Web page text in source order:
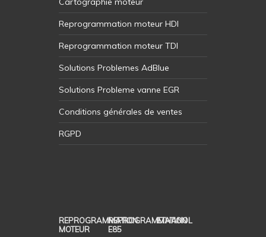
Reprogrammation moteur HDI
Reprogrammation moteur TDI
Solutions Problemes AdBlue
Solutions Probleme vanne EGR
Conditions générales de ventes
RGPD
REPROGRAMMATION
MOTEUR
REPROGRAMMATION
E85
ETHANOL